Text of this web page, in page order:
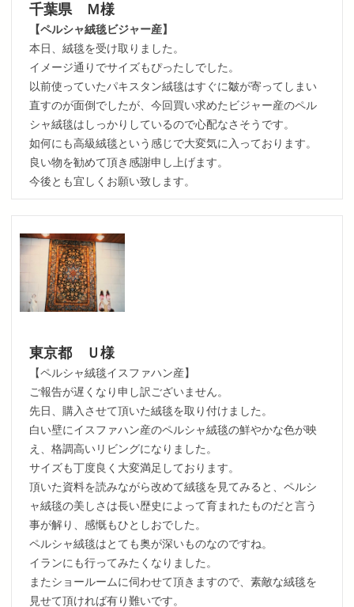
千葉県 Ｍ様
【ペルシャ絨毯ビジャー産】
本日、絨毯を受け取りました。
イメージ通りでサイズもぴったしでした。
以前使っていたパキスタン絨毯はすぐに皺が寄ってしまい
直すのが面倒でしたが、今回買い求めたビジャー産のペル
シャ絨毯はしっかりしているので心配なさそうです。
如何にも高級絨毯という感じで大変気に入っております。
良い物を勧めて頂き感謝申し上げます。
今後とも宜しくお願い致します。
東京都 Ｕ様
【ペルシャ絨毯イスファハン産】
ご報告が遅くなり申し訳ございません。
先日、購入させて頂いた絨毯を取り付けました。
白い壁にイスファハン産のペルシャ絨毯の鮮やかな色が映
え、格調高いリビングになりました。
サイズも丁度良く大変満足しております。
頂いた資料を読みながら改めて絨毯を見てみると、ペルシ
ャ絨毯の美しさは長い歴史によって育まれたものだと言う
事が解り、感慨もひとしおでした。
ペルシャ絨毯はとても奥が深いものなのですね。
イランにも行ってみたくなりました。
またショールームに伺わせて頂きますので、素敵な絨毯を
見せて頂ければ有り難いです。